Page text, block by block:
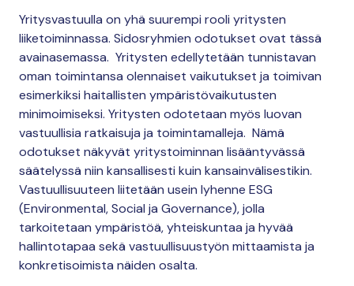
Yritysvastuulla on yhä suurempi rooli yritysten
liiketoiminnassa. Sidosryhmien odotukset ovat tässä
avainasemassa. Yritysten edellytetään tunnistavan
oman toimintansa olennaiset vaikutukset ja toimivan
esimerkiksi haitallisten ympäristövaikutusten
minimoimiseksi. Yritysten odotetaan myös luovan
vastuullisia ratkaisuja ja toimintamalleja. Nämä
odotukset näkyvät yritystoiminnan lisääntyvässä
säätelyssä niin kansallisesti kuin kansainvälisestikin.
Vastuullisuuteen liitetään usein lyhenne ESG
(Environmental, Social ja Governance), jolla
tarkoitetaan ympäristöä, yhteiskuntaa ja hyvää
hallintotapaa sekä vastuullisuustyön mittaamista ja
konkretisoimista näiden osalta.